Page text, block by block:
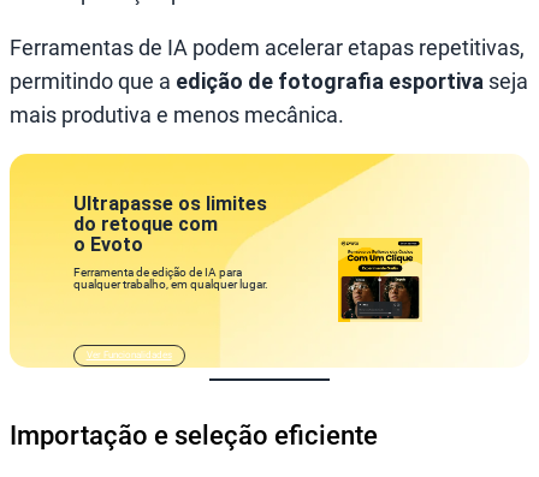
Ferramentas de IA podem acelerar etapas repetitivas,
permitindo que a edição de fotografia esportiva seja
mais produtiva e menos mecânica.
Ultrapasse os limites
do retoque com
o Evoto
Ferramenta de edição de IA para
qualquer trabalho, em qualquer lugar.
Ver Funcionalidades
Importação e seleção eficiente